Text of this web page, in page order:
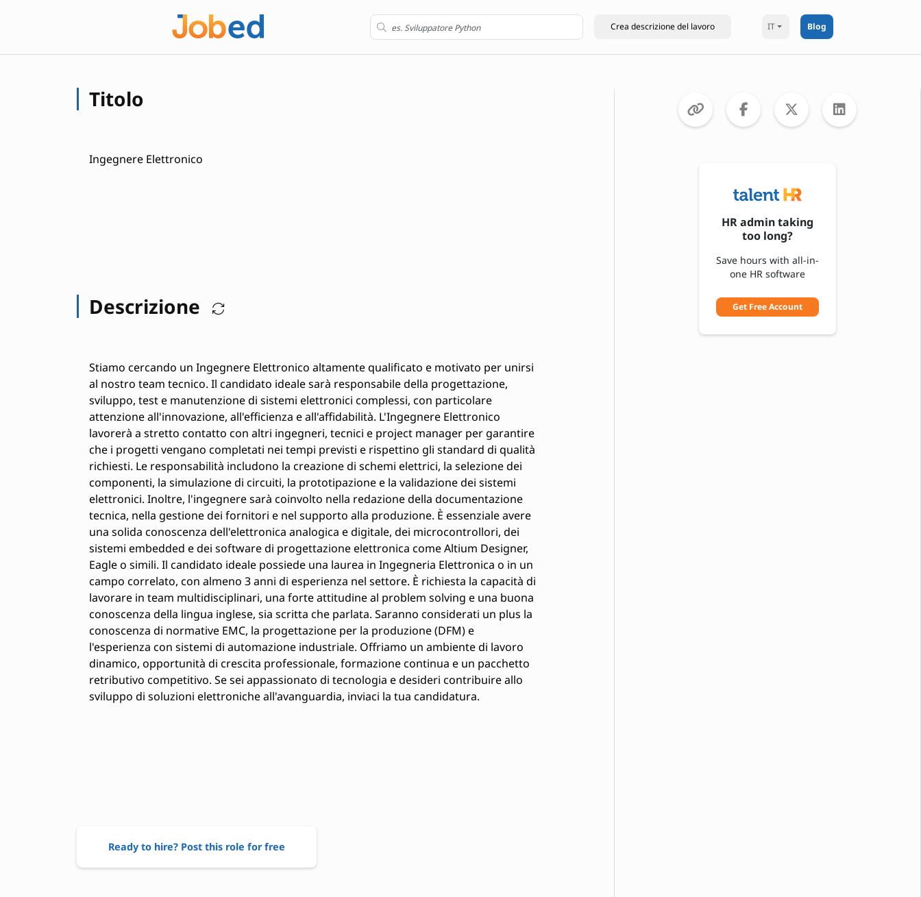
IT Blog
Titolo
Ingegnere Elettronico
Descrizione
Stiamo cercando un Ingegnere Elettronico altamente qualificato e motivato per unirsi
al nostro team tecnico. Il candidato ideale sarà responsabile della progettazione,
sviluppo, test e manutenzione di sistemi elettronici complessi, con particolare
attenzione all'innovazione, all'efficienza e all'affidabilità. L'Ingegnere Elettronico
lavorerà a stretto contatto con altri ingegneri, tecnici e project manager per garantire
che i progetti vengano completati nei tempi previsti e rispettino gli standard di qualità
richiesti. Le responsabilità includono la creazione di schemi elettrici, la selezione dei
componenti, la simulazione di circuiti, la prototipazione e la validazione dei sistemi
elettronici. Inoltre, l'ingegnere sarà coinvolto nella redazione della documentazione
tecnica, nella gestione dei fornitori e nel supporto alla produzione. È essenziale avere
una solida conoscenza dell'elettronica analogica e digitale, dei microcontrollori, dei
sistemi embedded e dei software di progettazione elettronica come Altium Designer,
Eagle o simili. Il candidato ideale possiede una laurea in Ingegneria Elettronica o in un
campo correlato, con almeno 3 anni di esperienza nel settore. È richiesta la capacità di
lavorare in team multidisciplinari, una forte attitudine al problem solving e una buona
conoscenza della lingua inglese, sia scritta che parlata. Saranno considerati un plus la
conoscenza di normative EMC, la progettazione per la produzione (DFM) e
l'esperienza con sistemi di automazione industriale. Offriamo un ambiente di lavoro
dinamico, opportunità di crescita professionale, formazione continua e un pacchetto
retributivo competitivo. Se sei appassionato di tecnologia e desideri contribuire allo
sviluppo di soluzioni elettroniche all'avanguardia, inviaci la tua candidatura.
Ready to hire? Post this role for free
HR admin taking
too long?
Save hours with all-in-
one HR software
Get Free Account